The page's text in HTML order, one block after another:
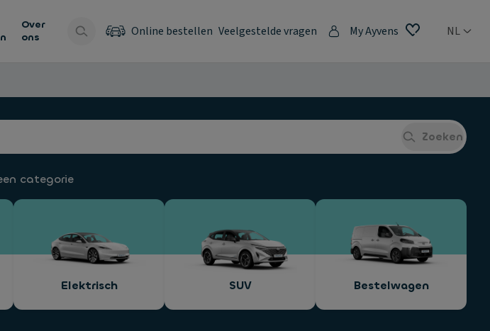
Over
ons
Online bestellen Veelgestelde vragen My Ayvens NL
Zoeken
categorie
Elektrisch SUV Bestelwagen